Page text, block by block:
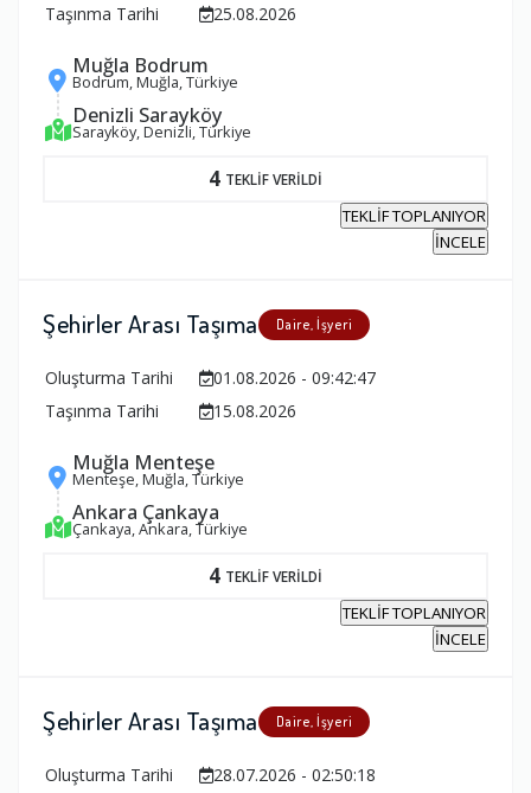
Taşınma Tarihi
25.08.2026
Muğla Bodrum
Bodrum, Muğla, Türkiye
Denizli Sarayköy
Sarayköy, Denizli, Türkiye
4 TEKLİF VERİLDİ
TEKLİF TOPLANIYOR
İNCELE
Şehirler Arası Taşıma Daire, İşyeri
Oluşturma Tarihi
01.08.2026 - 09:42:47
Taşınma Tarihi
15.08.2026
Muğla Menteşe
Menteşe, Muğla, Türkiye
Ankara Çankaya
Çankaya, Ankara, Türkiye
4 TEKLİF VERİLDİ
TEKLİF TOPLANIYOR
İNCELE
Şehirler Arası Taşıma Daire, İşyeri
Oluşturma Tarihi 28.07.2026 - 02:50:18